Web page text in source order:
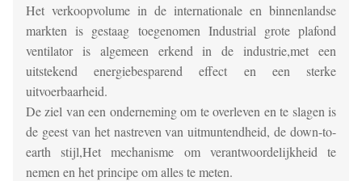
Het verkoopvolume in de internationale en binnenlandse
markten is gestaag toegenomen Industrial grote plafond
ventilator is algemeen erkend in de industrie,met een
uitstekend energiebesparend effect en een sterke
uitvoerbaarheid.
De ziel van een onderneming om te overleven en te slagen is
de geest van het nastreven van uitmuntendheid, de down-to-
earth stijl,Het mechanisme om verantwoordelijkheid te
nemen en het principe om alles te meten.